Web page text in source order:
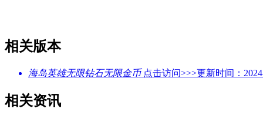
相关版本
海岛英雄无限钻石无限金币 点击访问>>>更新时间：
相关资讯